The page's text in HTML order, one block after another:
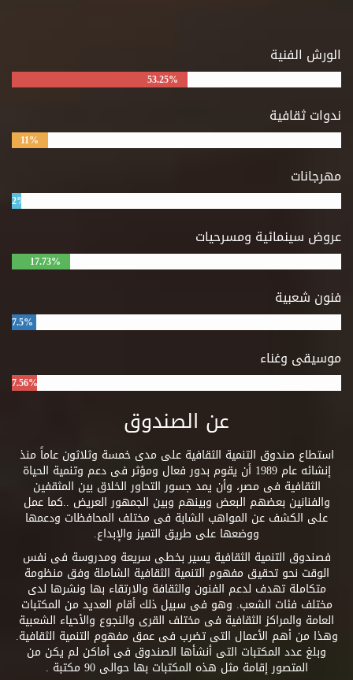
الورش الفنية
53.25%
ندوات ثقافية
11%
مهرجانات
2%
عروض سينمائية ومسرحيات
17.73%
فنون شعبية
7.5%
موسيقى وغناء
7.56%
عن الصندوق
استطاع صندوق التنمية الثقافية على مدى خمسة وثلاثون عاماً منذ
إنشائه عام 1989 أن يقوم بدور فعال ومؤثر فى دعم وتنمية الحياة
الثقافية فى مصر، وأن يمد جسور التحاور الخلاق بين المثقفين
والفنانين بعضهم البعض وبينهم وبين الجمهور العريض ..كما عمل
على الكشف عن المواهب الشابة فى مختلف المحافظات ودعمها
ووضعها على طريق التميز والإبداع.
فصندوق التنمية الثقافية يسير بخطى سريعة ومدروسة فى نفس
الوقت نحو تحقيق مفهوم التنمية الثقافية الشاملة وفق منظومة
متكاملة تهدف لدعم الفنون والثقافة والارتقاء بها ونشرها لدى
مختلف فئات الشعب. وهو فى سبيل ذلك أقام العديد من المكتبات
العامة والمراكز الثقافية فى مختلف القرى والنجوع والأحياء الشعبية
وهذا من أهم الأعمال التى تضرب فى عمق مفهوم التنمية الثقافية.
وبلغ عدد المكتبات التى أنشأها الصندوق فى أماكن لم يكن من
المتصور إقامة مثل هذه المكتبات بها حوالى 90 مكتبة .